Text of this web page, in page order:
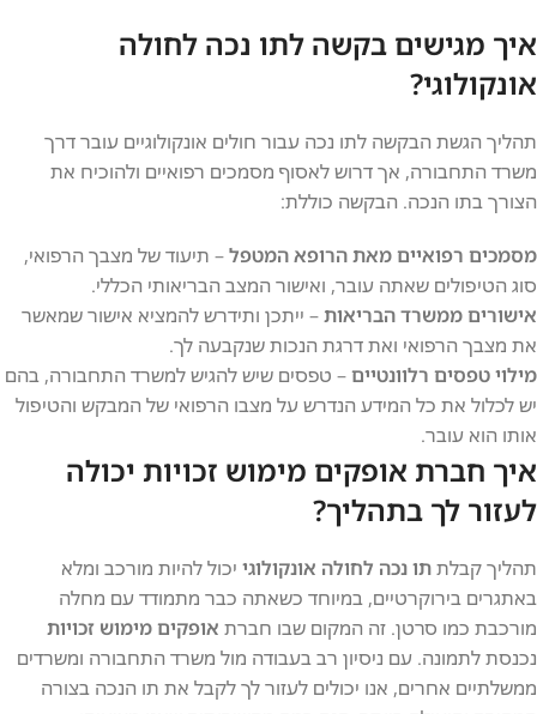
איך מגישים בקשה לתו נכה לחולה
אונקולוגי?
תהליך הגשת הבקשה לתו נכה עבור חולים אונקולוגיים עובר דרך
משרד התחבורה, אך דרוש לאסוף מסמכים רפואיים ולהוכיח את
הצורך בתו הנכה. הבקשה כוללת:
מסמכים רפואיים מאת הרופא המטפל– תיעוד של מצבך הרפואי,
סוג הטיפולים שאתה עובר, ואישור המצב הבריאותי הכללי.
אישורים ממשרד הבריאות– ייתכן ותידרש להמציא אישור שמאשר
את מצבך הרפואי ואת דרגת הנכות שנקבעה לך.
מילוי טפסים רלוונטיים– טפסים שיש להגיש למשרד התחבורה, בהם
יש לכלול את כל המידע הנדרש על מצבו הרפואי של המבקש והטיפול
אותו הוא עובר.
איך חברת אופקים מימוש זכויות יכולה
לעזור לך בתהליך?
תהליך קבלתתו נכה לחולה אונקולוגי יכול להיות מורכב ומלא
באתגרים בירוקרטיים, במיוחד כשאתה כבר מתמודד עם מחלה
מורכבת כמו סרטן. זה המקום שבו חברת אופקים מימוש זכויות
נכנסת לתמונה. עם ניסיון רב בעבודה מול משרד התחבורה ומשרדים
ממשלתיים אחרים, אנו יכולים לעזור לך לקבל את תו הנכה בצורה